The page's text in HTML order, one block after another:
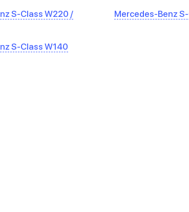
S-Class W220 /
Mercedes-Benz
S-Class W140